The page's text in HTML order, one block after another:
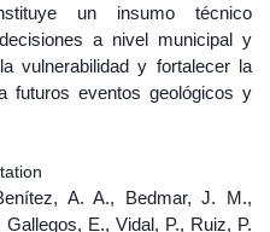
un insumo técnico
a nivel municipal y
vulnerabilidad y fortalecer la
futuros eventos geológicos y
A. A., Bedmar, J. M.,
E., Vidal, P., Ruiz, P.